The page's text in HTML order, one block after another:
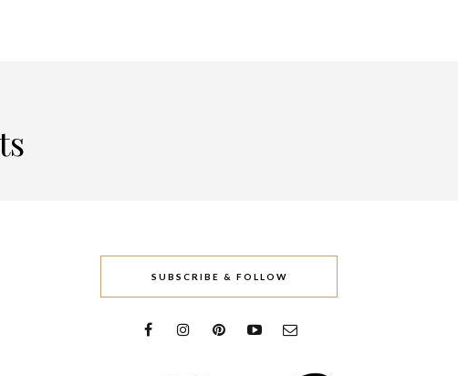
SUBSCRIBE & FOLLOW